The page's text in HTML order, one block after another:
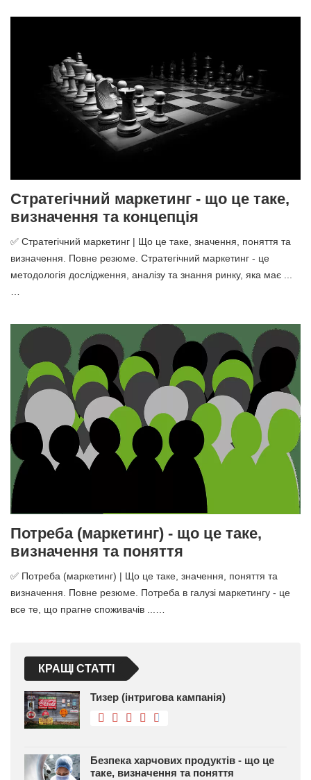
Стратегічний маркетинг - що це таке,
визначення та концепція
✅ Стратегічний маркетинг | Що це таке, значення, поняття та
визначення. Повне резюме. Стратегічний маркетинг - це
методологія дослідження, аналізу та знання ринку, яка має ...
Потреба (маркетинг) - що це таке,
визначення та поняття
✅ Потреба (маркетинг) | Що це таке, значення, поняття та
визначення. Повне резюме. Потреба в галузі маркетингу - це
все те, що прагне споживачів ...…
КРАЩІ СТАТТІ
Тизер (інтригова кампанія)
Безпека харчових продуктів - що це
таке, визначення та поняття